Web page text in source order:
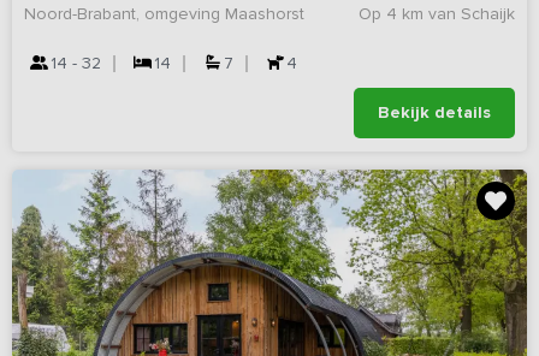
Op 4 km van Schaijk
Noord-Brabant, omgeving Maashorst
14 - 32 14 7 4
Bekijk details